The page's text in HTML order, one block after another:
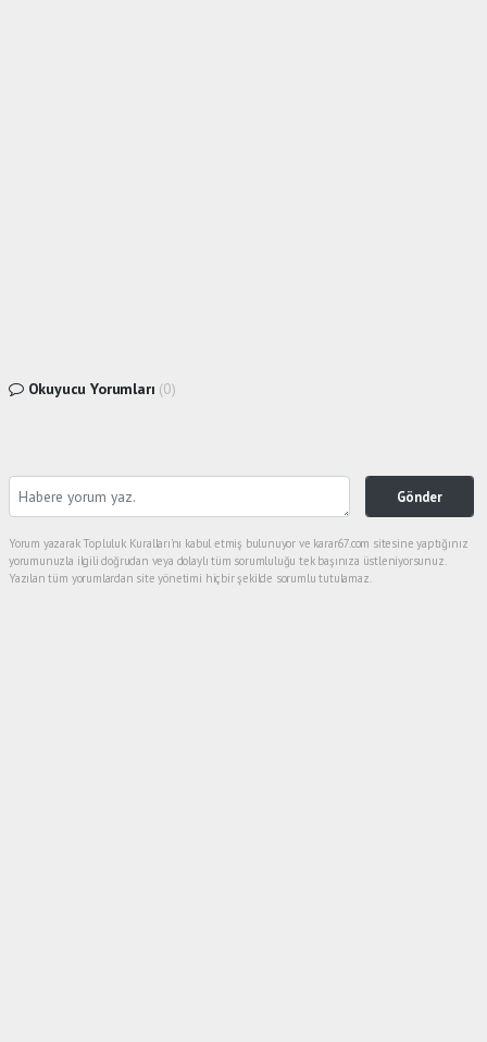
Okuyucu Yorumları (0)
Gönder
Yorum yazarak Topluluk Kuralları’nı kabul etmiş bulunuyor ve karar67.com sitesine yaptığınız
yorumunuzla ilgili doğrudan veya dolaylı tüm sorumluluğu tek başınıza üstleniyorsunuz.
Yazılan tüm yorumlardan site yönetimi hiçbir şekilde sorumlu tutulamaz.